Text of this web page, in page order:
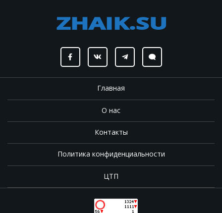
Главная
О нас
Контакты
Политика конфиденциальности
ЦТП